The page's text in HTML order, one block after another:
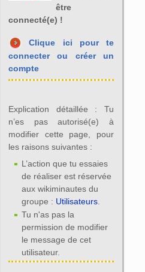
être
connecté(e) !
Clique ici pour te
connecter ou créer un
compte
Explication détaillée : Tu
n’es pas autorisé(e) à
modifier cette page, pour
les raisons suivantes :
L’action que tu essaies
de réaliser est réservée
aux wikiminautes du
groupe : Utilisateurs
Tu n'as pas la
permission de modifier
le message de cet
utilisateur.